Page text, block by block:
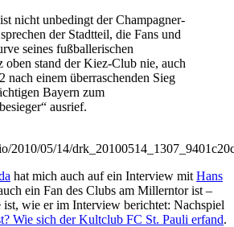
nicht unbedingt der Champagner-
der Stadtteil, die Fans und
seines fußballerischen
oben stand der Kiez-Club nie, auch
nach einem überraschenden Sieg
Bayern zum
ausrief.
2010/05/14/
hat mich auch auf ein Interview mit Hans
ein Fan des Clubs am Millerntor ist –
ist, wie er im Interview berichtet: Nachspiel
Wie sich der Kultclub FC St. Pauli erfand.